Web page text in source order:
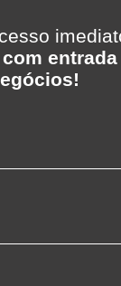
redes
interior
com entrada